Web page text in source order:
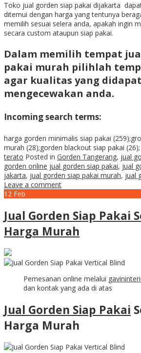
Toko jual gorden siap pakai dijakarta
ditemui dengan harga yang tentunya
memilih sesuai selera anda, apakah ingin
secara custom ataupun siap pakai.
Dalam memilih tempat
pakai murah pilihlah
agar kualitas yang
mengecewakan anda.
Incoming search terms:
harga gorden minimalis siap pakai
murah (28);gorden blackout siap pakai (26);
terato Posted in Gorden Tangerang, jual
gorden online jual gorden siap pakai, jual
jakarta, jual gorden siap pakai murah, jual
Leave a comment
12 Feb
Jual Gorden Siap Pakai
Harga Murah
Pemesanan online melalui
dan kontak yang ada di atas
Jual Gorden Siap Pakai
Harga Murah